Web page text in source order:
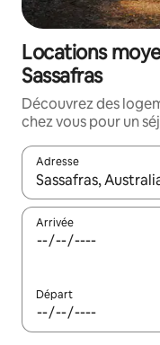
Locations
Sassafras
Découvrez des
chez vous pour un
Adresse
Lorsque les
Arrivée
Départ